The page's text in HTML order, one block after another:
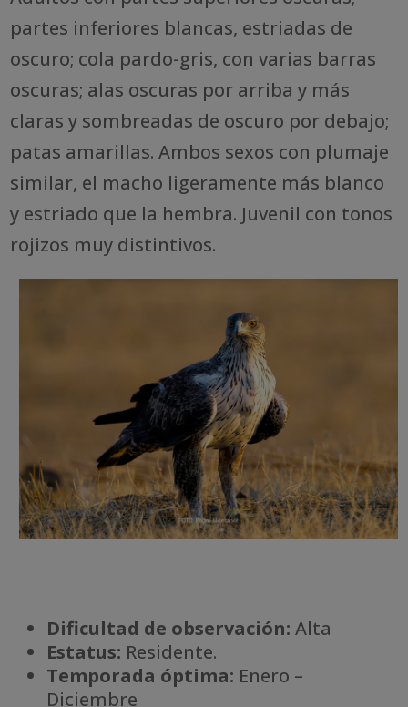
partes inferiores blancas, estriadas de
oscuro; cola pardo-gris, con varias barras
oscuras; alas oscuras por arriba y más
claras y sombreadas de oscuro por debajo;
patas amarillas. Ambos sexos con plumaje
similar, el macho ligeramente más blanco
y estriado que la hembra. Juvenil con tonos
rojizos muy distintivos.
Dificultad de observación: Alta
Estatus: Residente.
Temporada óptima: Enero –
Diciembre